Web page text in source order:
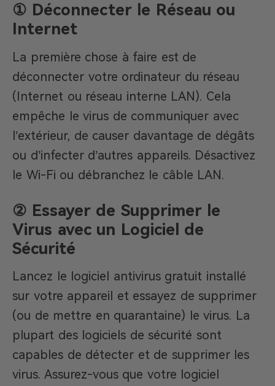
① Déconnecter le Réseau ou
Internet
La première chose à faire est de
déconnecter votre ordinateur du réseau
(Internet ou réseau interne LAN). Cela
empêche le virus de communiquer avec
l’extérieur, de causer davantage de dégâts
ou d’infecter d’autres appareils. Désactivez
le Wi-Fi ou débranchez le câble LAN.
② Essayer de Supprimer le
Virus avec un Logiciel de
Sécurité
Lancez le logiciel antivirus gratuit installé
sur votre appareil et essayez de supprimer
(ou de mettre en quarantaine) le virus. La
plupart des logiciels de sécurité sont
capables de détecter et de supprimer les
virus. Assurez-vous que votre logiciel